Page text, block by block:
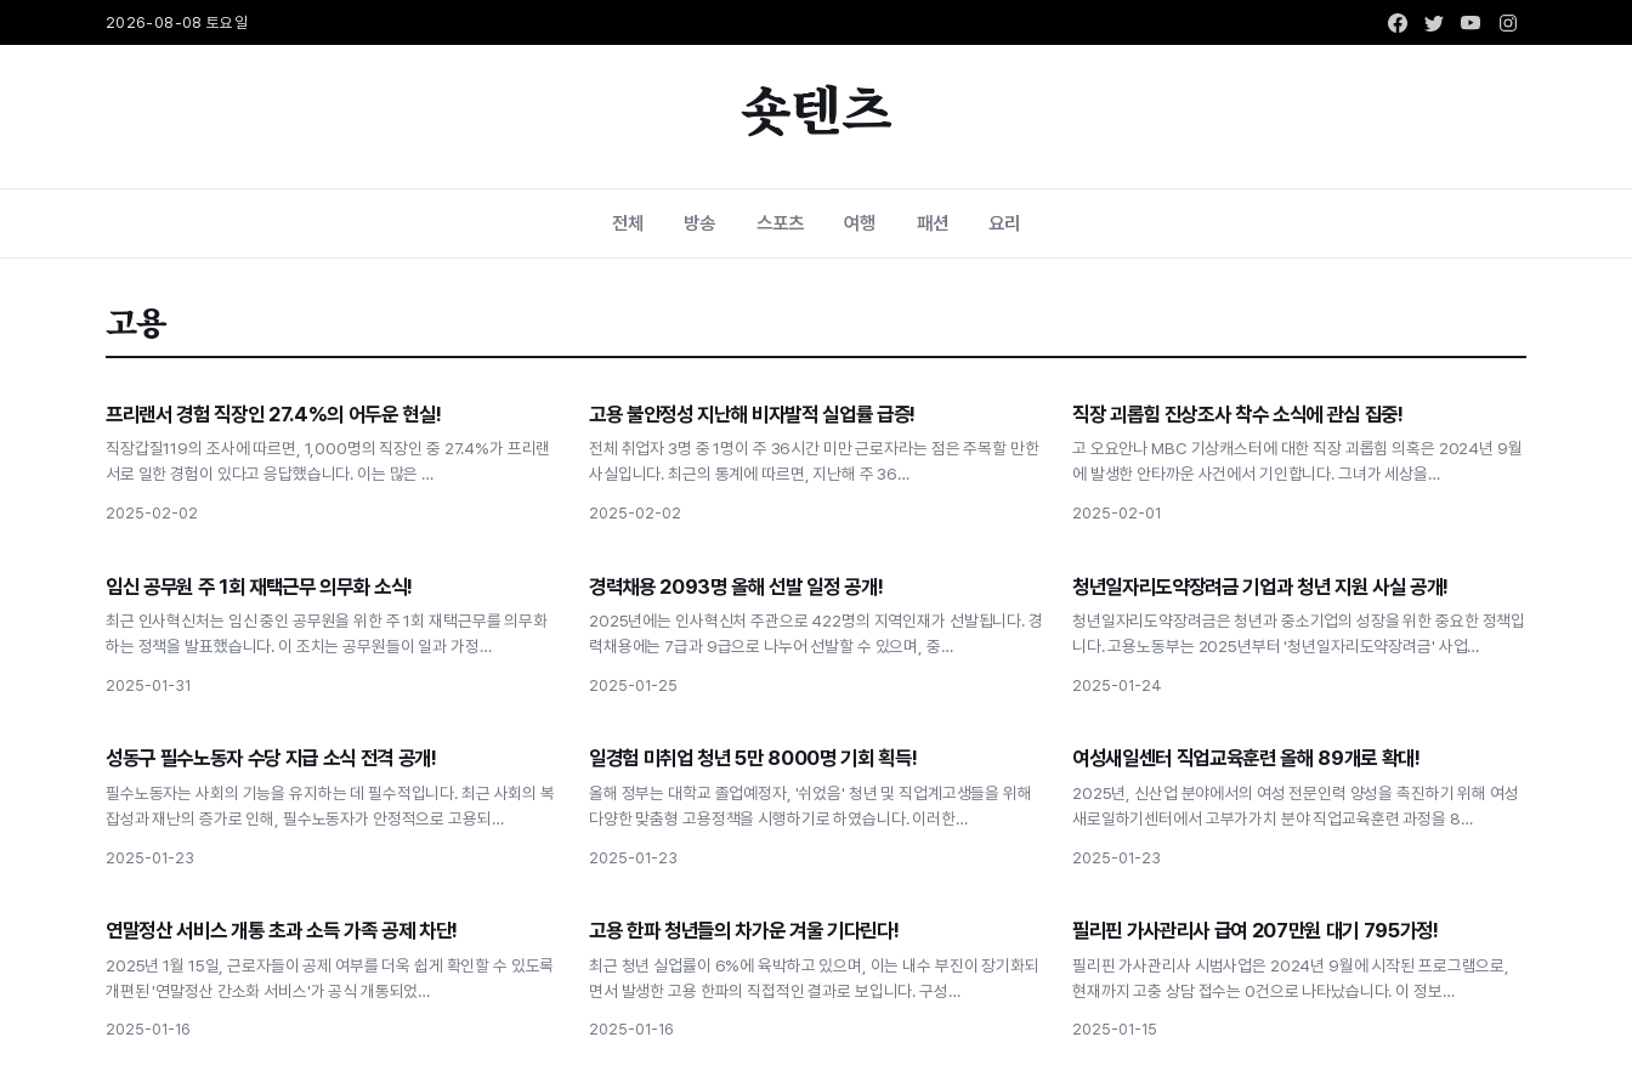
2026-08-08 토요일 Facebook
TwitterYoutubeInstagram
숏텐츠
전체 방송 스포츠 여행 패션 요리
고용
프리랜서 경험 직장인 27.4%의 어두운 현실!
고용
프리랜서 경험 직장인 27.4%의 어두운 현실!
직장갑질119의 조사에 따르면, 1,000명의 직장인 중 27.4%가 프리랜
서로 일한 경험이 있다고 응답했습니다. 이는 많은 …
2025-02-02
고용 불안정성 지난해 비자발적 실업률 급증!
고용
고용 불안정성 지난해 비자발적 실업률 급증!
전체 취업자 3명 중 1명이 주 36시간 미만 근로자라는 점은 주목할 만한
사실입니다. 최근의 통계에 따르면, 지난해 주 36…
2025-02-02
직장 괴롭힘 진상조사 착수 소식에 관심 집중!
고용
직장 괴롭힘 진상조사 착수 소식에 관심 집중!
고 오요안나 MBC 기상캐스터에 대한 직장 괴롭힘 의혹은 2024년 9월
에 발생한 안타까운 사건에서 기인합니다. 그녀가 세상을…
2025-02-01
임신 공무원 주 1회 재택근무 의무화 소식!
고용
임신 공무원 주 1회 재택근무 의무화 소식!
최근 인사혁신처는 임신 중인 공무원을 위한 주 1회 재택근무를 의무화
하는 정책을 발표했습니다. 이 조치는 공무원들이 일과 가정…
2025-01-31
경력채용 2093명 올해 선발 일정 공개!
고용
경력채용 2093명 올해 선발 일정 공개!
2025년에는 인사혁신처 주관으로 422명의 지역인재가 선발됩니다. 경
력채용에는 7급과 9급으로 나누어 선발할 수 있으며, 중…
2025-01-25
청년일자리도약장려금 기업과 청년 지원 사실 공
개!
고용
청년일자리도약장려금 기업과 청년 지원 사실 공개!
청년일자리도약장려금은 청년과 중소기업의 성장을 위한 중요한 정책입
니다. 고용노동부는 2025년부터 '청년일자리도약장려금' 사업…
2025-01-24
성동구 필수노동자 수당 지급 소식 전격 공개!
고용
성동구 필수노동자 수당 지급 소식 전격 공개!
필수노동자는 사회의 기능을 유지하는 데 필수적입니다. 최근 사회의 복
잡성과 재난의 증가로 인해, 필수노동자가 안정적으로 고용되…
2025-01-23
일경험 미취업 청년 5만 8000명 기회 획득!
고용
일경험 미취업 청년 5만 8000명 기회 획득!
올해 정부는 대학교 졸업예정자, '쉬었음' 청년 및 직업계고생들을 위해
다양한 맞춤형 고용정책을 시행하기로 하였습니다. 이러한…
2025-01-23
여성새일센터 직업교육훈련 올해 89개로 확대!
고용
여성새일센터 직업교육훈련 올해 89개로 확대!
2025년, 신산업 분야에서의 여성 전문인력 양성을 촉진하기 위해 여성
새로일하기센터에서 고부가가치 분야 직업교육훈련 과정을 8…
2025-01-23
연말정산 서비스 개통 초과 소득 가족 공제 차단!
고용
연말정산 서비스 개통 초과 소득 가족 공제 차단!
2025년 1월 15일, 근로자들이 공제 여부를 더욱 쉽게 확인할 수 있도록
개편된 '연말정산 간소화 서비스'가 공식 개통되었…
2025-01-16
고용 한파 청년들의 차가운 겨울 기다린다!
고용
고용 한파 청년들의 차가운 겨울 기다린다!
최근 청년 실업률이 6%에 육박하고 있으며, 이는 내수 부진이 장기화되
면서 발생한 고용 한파의 직접적인 결과로 보입니다. 구성…
2025-01-16
필리핀 가사관리사 급여 207만원 대기 795가정!
고용
필리핀 가사관리사 급여 207만원 대기 795가정!
필리핀 가사관리사 시범사업은 2024년 9월에 시작된 프로그램으로,
현재까지 고충 상담 접수는 0건으로 나타났습니다. 이 정보…
2025-01-15